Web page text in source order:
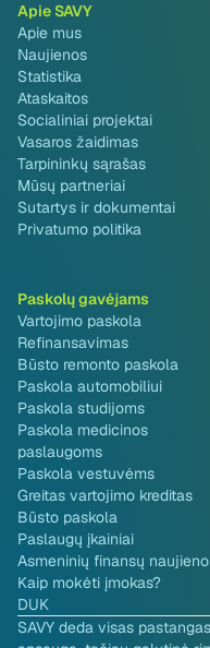
Apie SAVY
Apie mus
Naujienos
Statistika
Ataskaitos
Socialiniai projektai
Vasaros žaidimas
Tarpininkų sąrašas
Mūsų partneriai
Sutartys ir dokumentai
Privatumo politika
Paskolų gavėjams
Vartojimo paskola
Refinansavimas
Būsto remonto paskola
Paskola automobiliui
Paskola studijoms
Paskola medicinos
paslaugoms
Paskola vestuvėms
Greitas vartojimo kreditas
Būsto paskola
Paslaugų įkainiai
Asmeninių finansų
Kaip mokėti įmokas?
DUK
SAVY deda visas